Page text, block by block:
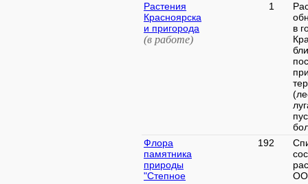
Растения
Красноярска
и пригорода
(в работе)
1
в
Флора
памятника
природы
"Степное
192